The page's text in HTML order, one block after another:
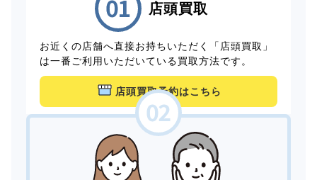
店頭買取
お近くの店舗へ直接お持ちいただく「店頭買取」
は一番ご利用いただいている買取方法です。
店頭買取予約はこちら